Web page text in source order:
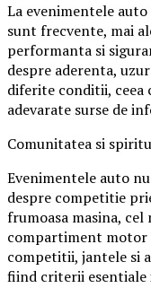
La evenimentele
sunt frecvente, mai
performanta si
despre aderenta,
diferite conditii,
adevarate surse de
Comunitatea si
Evenimentele auto
despre competitie
frumoasa masina,
compartiment motor
competitii, jantele si
fiind criterii esentiale